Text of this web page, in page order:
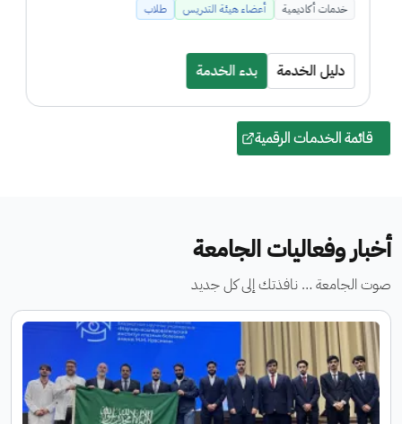
خدمات أكاديمية أعضاء هيئة التدريس طلاب
دليل الخدمة بدء الخدمة
قائمة الخدمات الرقمية
أخبار وفعاليات الجامعة
صوت الجامعة … نافذتك إلى كل جديد